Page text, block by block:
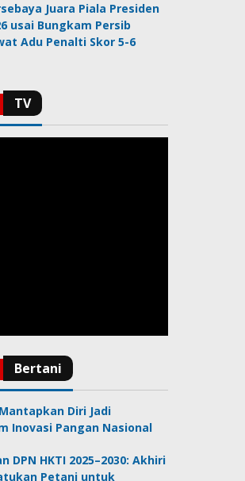
Juara Piala Presiden
usai Bungkam Persib
Adu Penalti Skor 5-6
Diri Jadi
Inovasi Pangan Nasional
DPN HKTI 2025–2030: Akhiri
Petani untuk